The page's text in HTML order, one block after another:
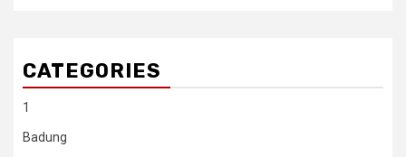
CATEGORIES
1
Badung